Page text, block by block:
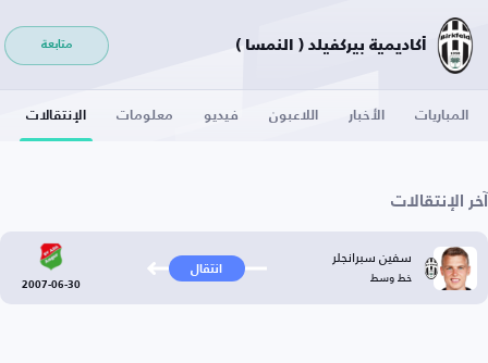
أكاديمية بيركفيلد ( النمسا ) متابعة
المباريات الأخبار اللاعبون فيديو معلومات الإنتقالات
آخر الإنتقالات
سفين سبرانجلر
خط وسط انتقال
2007-06-30